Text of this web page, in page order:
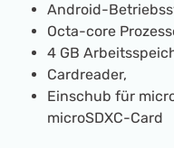
Android-
Octa-core
4 GB
Cardreader,
Einschub für
microSDXC-Card